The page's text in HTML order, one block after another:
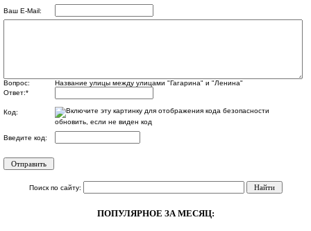
Ваш E-Mail:
Вопрос:
Название улицы между улицами "Гагарина" и "Ленина"
Ответ:*
Код:
обновить, если не виден код
Введите код:
Поиск по сайту:
ПОПУЛЯРНОЕ ЗА МЕСЯЦ: